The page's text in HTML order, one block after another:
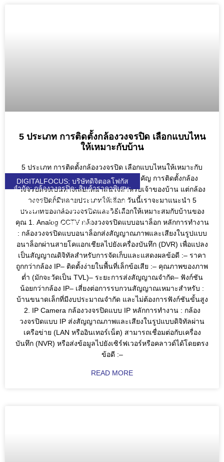
DIGITALFOCUS; บริษัทดิจิตอลโฟกัส
จำกัด; กล้องวงจรปิด; สินค้าราคาพิเศษ;
HIKVISION; UNIARCH; UNIVIEW;
WULIAN; ZKTECO; DJI; KEENON;
SEAGATE; VIVOTEK; VIEWSONIC;
DGF; SOLAR; SOLARCELL;
QUICKTRONL;
5 ประเภท การติดตั้งกล้องวงจรปิด เลือกแบบไหน
ให้เหมาะกับบ้าน
5 ประเภท การติดตั้งกล้องวงจรปิด เลือกแบบไหนให้เหมาะกับ
บ้าน ยุคนี้เรื่องความปลอดภัยเป็นสิ่งสำคัญ การติดตั้งกล้อง
วงจรปิดจึงเป็นทางเลือกที่น่าสนใจสำหรับเจ้าของบ้าน แต่กล้อง
วงจรปิดก็มีหลายประเภทให้เลือก วันนี้เราจะมาแนะนำ 5
ประเภทของกล้องวงจรปิดและวิธีเลือกให้เหมาะสมกับบ้านของ
คุณ 1. Analog CCTV กล้องวงจรปิดแบบอนาล็อก หลักการทำงาน
: กล้องวงจรปิดแบบอนาล็อกส่งสัญญาณภาพและเสียงในรูปแบบ
อนาล็อกผ่านสายโคแอกเชียลไปยังเครื่องบันทึก (DVR) เพื่อแปลง
เป็นสัญญาณดิจิทัลสำหรับการจัดเก็บและแสดงผลข้อดี :– ราคา
ถูกกว่ากล้อง IP– ติดตั้งง่ายในพื้นที่เล็กข้อเสีย :– คุณภาพของภาพ
ต่ำ (มักจะวัดเป็น TVL)– ระยะการส่งสัญญาณจำกัด– ฟังก์ชัน
น้อยกว่ากล้อง IP– เสี่ยงต่อการรบกวนสัญญาณเหมาะสำหรับ :
บ้านขนาดเล็กที่มีงบประมาณจำกัด และไม่ต้องการฟังก์ชันขั้นสูง
2. IP Camera กล้องวงจรปิดแบบ IP หลักการทำงาน : กล้อง
วงจรปิดแบบ IP ส่งสัญญาณภาพและเสียงในรูปแบบดิจิทัลผ่าน
เครือข่าย (LAN หรืออินเทอร์เน็ต) สามารถเชื่อมต่อกับเครื่อง
บันทึก (NVR) หรือส่งข้อมูลไปยังเซิร์ฟเวอร์หรือคลาวด์ได้โดยตรง
ข้อดี :–
READ MORE